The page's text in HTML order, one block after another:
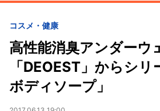
コスメ・健康
高性能消臭アンダーウ
「DEOEST」からシ
ボディソープ」